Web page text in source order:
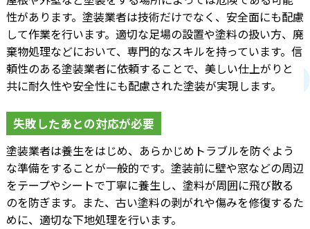
性があります。塗装業者は技術だけでなく、安全面にも配慮
して作業を行います。適切な足場の設置や塗料の扱い方、廃
棄物処理などにおいて、専門的なスキルを持っています。信
頼性のある塗装業者に依頼することで、美しい仕上がりと
共に耐久性や安全性にも配慮された塗装が実現します。
失敗したあとの対応が必要
塗装業者は養生をはじめ、あらかじめトラブルを防ぐよう
な準備をすることが一般的です。塗装前に壁や窓などの周辺
をテープやシートで丁寧に養生し、塗料が周囲に飛び散る
のを防ぎます。また、古い塗料の剥がれや傷みを修復するた
めに、適切な下地処理を行います。